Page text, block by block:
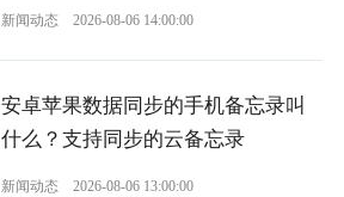
新闻动态 2026-08-06 14:00:00
安卓苹果数据同步的手机备忘录叫
什么？支持同步的云备忘录
新闻动态 2026-08-06 13:00:00